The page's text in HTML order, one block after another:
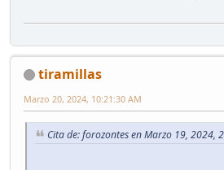
tiramillas
Marzo 20, 2024, 10:21:30 AM
Cita de: forozontes en Marzo 19, 2024,